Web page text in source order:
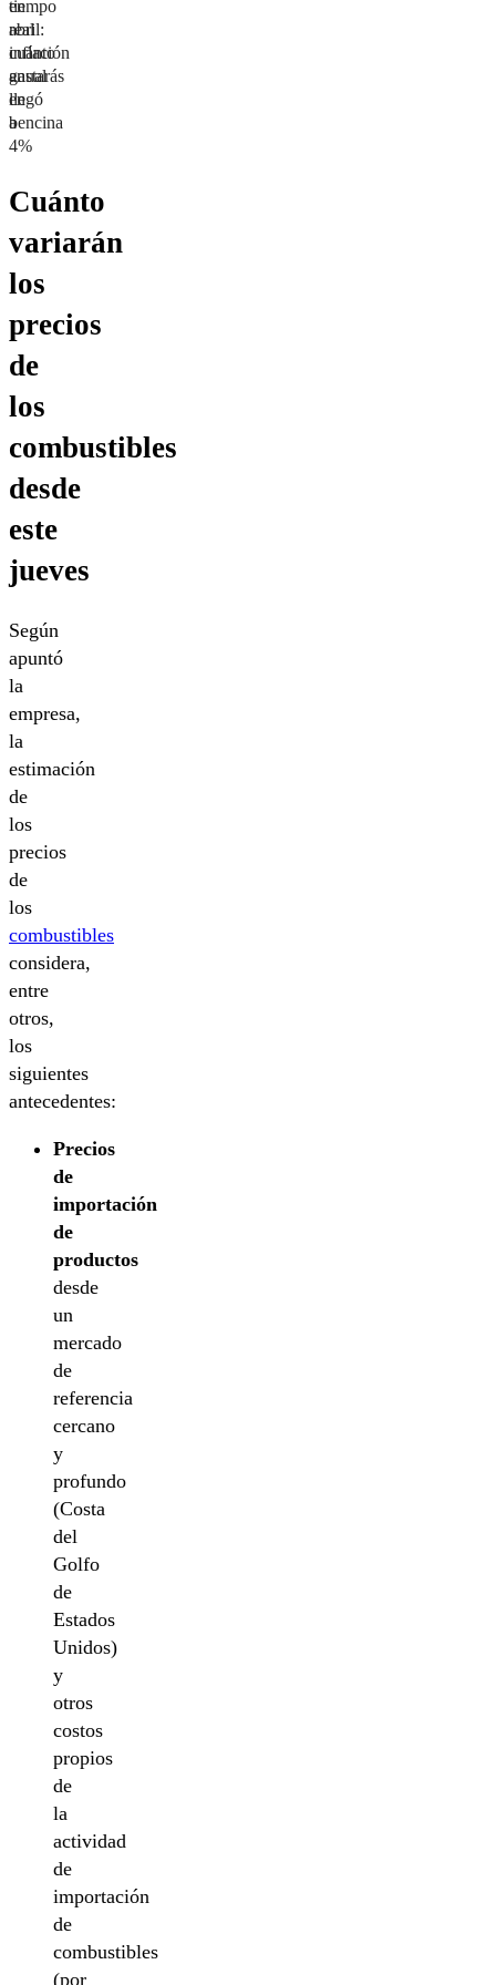
tiempo
real
cuánto
gastarás
en
bencina
en
abril:
inflación
anual
llegó
a
4%
Cuánto
variarán
los
precios
de
los
combustibles
desde
este
jueves
Según
apuntó
la
empresa,
la
estimación
de
los
precios
de
los
combustibles
considera,
entre
otros,
los
siguientes
antecedentes:
Precios
de
importación
de
productos
desde
un
mercado
de
referencia
cercano
y
profundo
(Costa
del
Golfo
de
Estados
Unidos)
y
otros
costos
propios
de
la
actividad
de
importación
de
combustibles
(por